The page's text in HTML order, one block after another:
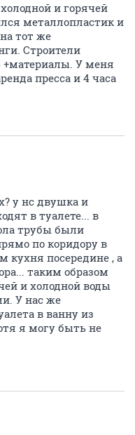
и горячей
металлопластик и
тот же
Строители
+материалы. У меня
пресса и 4 часа
у нс двушка и
в туалете... в
трубы были
по коридору в
кухня посередине , а
таким образом
и холодной воды
У нас же
в ванну из
я могу быть не